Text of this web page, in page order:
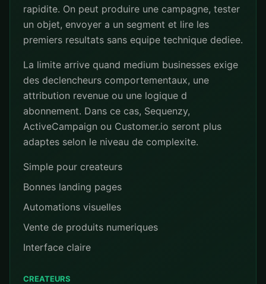
rapidite. On peut produire une campagne, tester
un objet, envoyer a un segment et lire les
premiers resultats sans equipe technique dediee.
La limite arrive quand medium businesses exige
des declencheurs comportementaux, une
attribution revenue ou une logique d
abonnement. Dans ce cas, Sequenzy,
ActiveCampaign ou Customer.io seront plus
adaptes selon le niveau de complexite.
Simple pour createurs
Bonnes landing pages
Automations visuelles
Vente de produits numeriques
Interface claire
CREATEURS